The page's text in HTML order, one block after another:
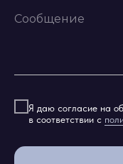
Я даю согласие на
в соответствии с